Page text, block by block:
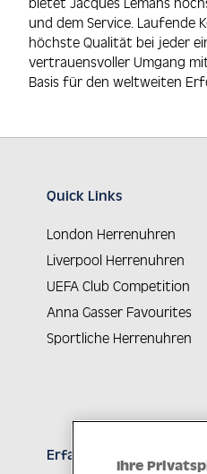
und dem Service. Laufende
höchste Qualität bei jeder
vertrauensvoller Umgang
Basis für den weltweiten
Quick Links
London Herrenuhren
Liverpool Herrenuhren
UEFA Club Competition
Anna Gasser Favourites
Sportliche Herrenuhren
Erfahren Sie Neuheiten
Ihre